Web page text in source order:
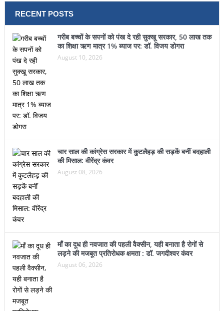
RECENT POSTS
गरीब बच्चों के सपनों को पंख दे रही सुक्खू सरकार, 50 लाख तक
का शिक्षा ऋण मात्र 1% ब्याज पर: डॉ. विजय डोगरा
August 10, 2026
चार साल की कांग्रेस सरकार में कुटलैहड़ की सड़कें बनीं बदहाली
की मिसाल: वीरेंद्र कंवर
August 08, 2026
माँ का दूध ही नवजात की पहली वैक्सीन, यही बनाता है रोगों से
लड़ने की मजबूत प्रतिरोधक क्षमता : डॉ. जगदीश्वर कंवर
August 06, 2026